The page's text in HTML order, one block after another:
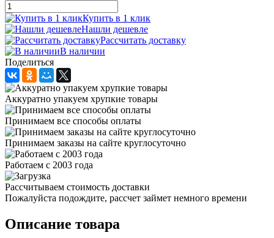
Купить в 1 клик
Нашли дешевле
Рассчитать доставку
В наличии
Поделиться
Аккуратно упакуем хрупкие товары
Принимаем все способы оплаты
Принимаем заказы на сайте круглосуточно
Работаем с 2003 года
Рассчитываем стоимость доставки
Пожалуйста подождите, рассчет займет немного времени
Описание товара